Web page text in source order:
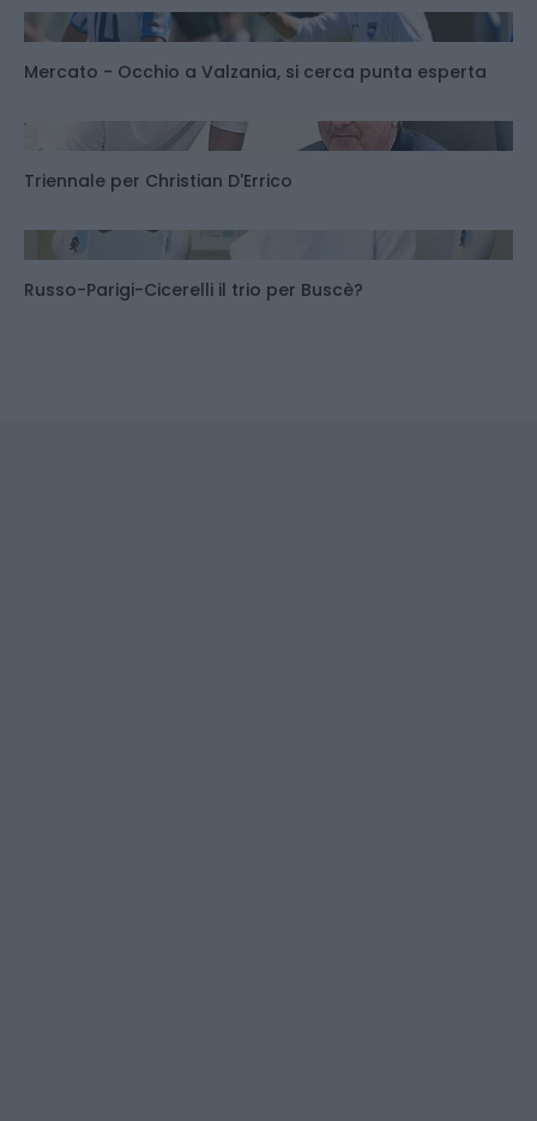
Mercato - Occhio a Valzania, si cerca punta esperta
Triennale per Christian D'Errico
Russo-Parigi-Cicerelli il trio per Buscè?